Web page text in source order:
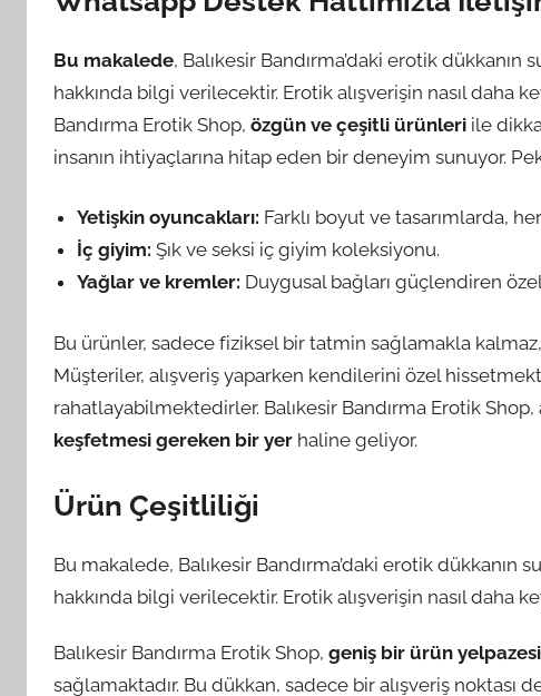
Bu makalede, Balıkesir Bandırma’daki erotik
hakkında bilgi verilecektir. Erotik alışverişin nasıl daha
Bandırma Erotik Shop, özgün ve çeşitli ürünleri ile
insanın ihtiyaçlarına hitap eden bir deneyim sunuyor.
Yetişkin oyuncakları: Farklı boyut ve tasarımlarda,
İç giyim: Şık ve seksi iç giyim koleksiyonu.
Yağlar ve kremler: Duygusal bağları güçlendiren
Bu ürünler, sadece fiziksel bir tatmin sağlamakla
Müşteriler, alışveriş yaparken kendilerini özel
rahatlayabilmektedirler. Balıkesir Bandırma Erotik
keşfetmesi gereken bir yer haline geliyor.
Ürün Çeşitliliği
Bu makalede, Balıkesir Bandırma’daki erotik
hakkında bilgi verilecektir. Erotik alışverişin nasıl daha
Balıkesir Bandırma Erotik Shop, geniş bir ürün yelpazesi
sağlamaktadır. Bu dükkan, sadece bir alışveriş noktası